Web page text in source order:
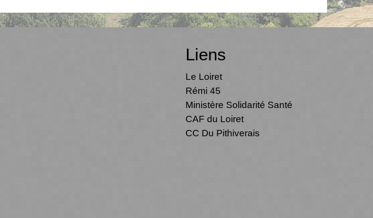
Liens
Le Loiret
Rémi 45
Ministère Solidarité Santé
CAF du Loiret
CC Du Pithiverais